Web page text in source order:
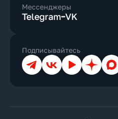
Мессенджеры
Telegram VK
Подписывайтесь
ТелеграмВКонтакте
YouTubeДзен Max